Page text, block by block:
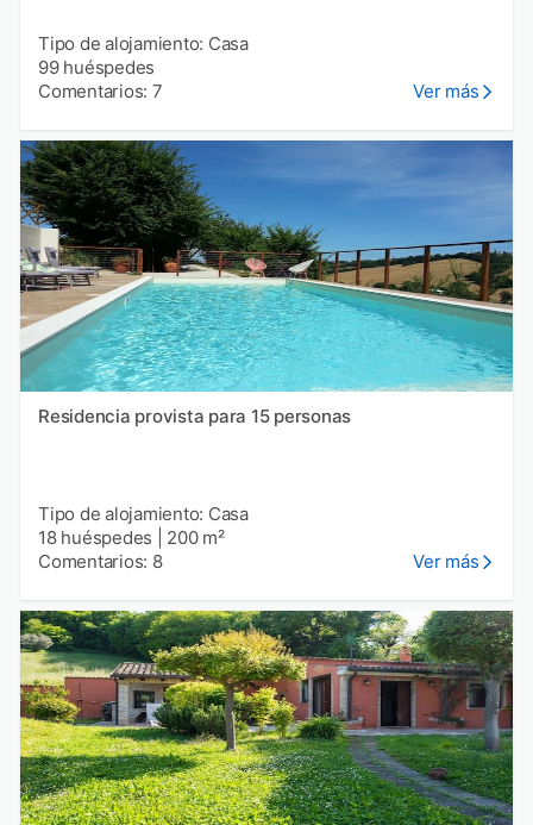
Tipo de alojamiento: Casa
99 huéspedes
Comentarios: 7
Ver más
Residencia provista para 15 personas
Tipo de alojamiento: Casa
18 huéspedes
200 m²
Comentarios: 8
Ver más